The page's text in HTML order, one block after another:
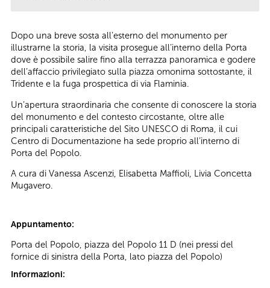
Dopo una breve sosta all’esterno del monumento per
illustrarne la storia, la visita prosegue all’interno della Porta
dove è possibile salire fino alla terrazza panoramica e godere
dell’affaccio privilegiato sulla piazza omonima sottostante, il
Tridente e la fuga prospettica di via Flaminia.
Un’apertura straordinaria che consente di conoscere la storia
del monumento e del contesto circostante, oltre alle
principali caratteristiche del Sito UNESCO di Roma, il cui
Centro di Documentazione ha sede proprio all’interno di
Porta del Popolo.
A cura di Vanessa Ascenzi, Elisabetta Maffioli, Livia Concetta
Mugavero.
Appuntamento:
Porta del Popolo, piazza del Popolo 11 D (nei pressi del
fornice di sinistra della Porta, lato piazza del Popolo)
Informazioni: